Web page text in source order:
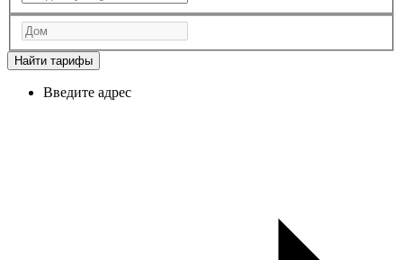
Найти тарифы
Введите адрес